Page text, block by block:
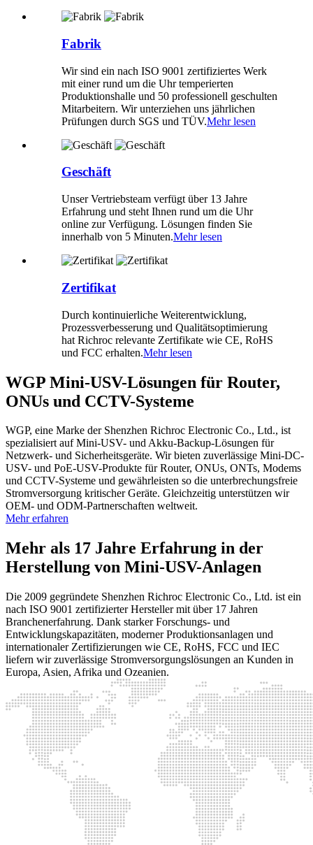
Fabrik
Wir sind ein nach ISO 9001 zertifiziertes Werk
mit einer rund um die Uhr temperierten
Produktionshalle und 50 professionell geschulten
Mitarbeitern. Wir unterziehen uns jährlichen
Prüfungen durch SGS und TÜV.Mehr lesen
Geschäft
Unser Vertriebsteam verfügt über 13 Jahre
Erfahrung und steht Ihnen rund um die Uhr
online zur Verfügung. Lösungen finden Sie
innerhalb von 5 Minuten.Mehr lesen
Zertifikat
Durch kontinuierliche Weiterentwicklung,
Prozessverbesserung und Qualitätsoptimierung
hat Richroc relevante Zertifikate wie CE, RoHS
und FCC erhalten.Mehr lesen
WGP Mini-USV-Lösungen für Router,
ONUs und CCTV-Systeme
WGP, eine Marke der Shenzhen Richroc Electronic Co., Ltd., ist
spezialisiert auf Mini-USV- und Akku-Backup-Lösungen für
Netzwerk- und Sicherheitsgeräte. Wir bieten zuverlässige Mini-DC-
USV- und PoE-USV-Produkte für Router, ONUs, ONTs, Modems
und CCTV-Systeme und gewährleisten so die unterbrechungsfreie
Stromversorgung kritischer Geräte. Gleichzeitig unterstützen wir
OEM- und ODM-Partnerschaften weltweit.
Mehr erfahren
Mehr als 17 Jahre Erfahrung in der
Herstellung von Mini-USV-Anlagen
Die 2009 gegründete Shenzhen Richroc Electronic Co., Ltd. ist ein
nach ISO 9001 zertifizierter Hersteller mit über 17 Jahren
Branchenerfahrung. Dank starker Forschungs- und
Entwicklungskapazitäten, moderner Produktionsanlagen und
internationaler Zertifizierungen wie CE, RoHS, FCC und IEC
liefern wir zuverlässige Stromversorgungslösungen an Kunden in
Europa, Asien, Afrika und Ozeanien.